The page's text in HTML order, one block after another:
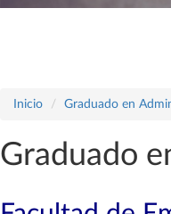
Inicio Graduado en
Graduado